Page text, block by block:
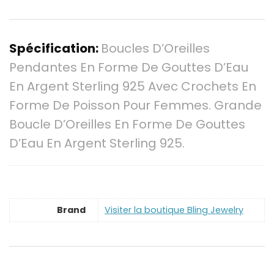
Spécification: Boucles D’Oreilles
Pendantes En Forme De Gouttes D’Eau
En Argent Sterling 925 Avec Crochets En
Forme De Poisson Pour Femmes. Grande
Boucle D’Oreilles En Forme De Gouttes
D’Eau En Argent Sterling 925.
Brand Visiter la boutique Bling Jewelry